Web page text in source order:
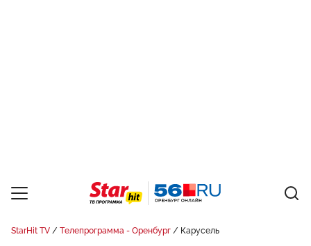
StarHit TV Телепрограмма - Оренбург Карусель